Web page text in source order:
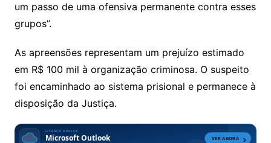
um passo de uma ofensiva permanente contra esses
grupos”.
As apreensões representam um prejuízo estimado
em R$ 100 mil à organização criminosa. O suspeito
foi encaminhado ao sistema prisional e permanece à
disposição da Justiça.